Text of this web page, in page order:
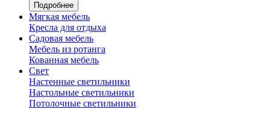
Подробнее
Мягкая мебель
Кресла для отдыха
Садовая мебель
Мебель из ротанга
Кованная мебель
Свет
Настенные светильники
Настольные светильники
Потолочные светильники